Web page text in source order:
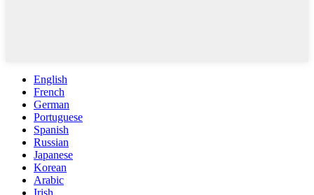
English
French
German
Portuguese
Spanish
Russian
Japanese
Korean
Arabic
Irish